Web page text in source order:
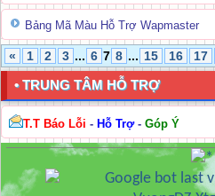
Bảng Mã Màu Hỗ Trợ Wapmaster
« 1 2 3 ... 6 7 8 ... 15 16 17
• TRUNG TÂM HỖ TRỢ
T.T Báo Lỗi - Hỗ Trợ- Góp Ý